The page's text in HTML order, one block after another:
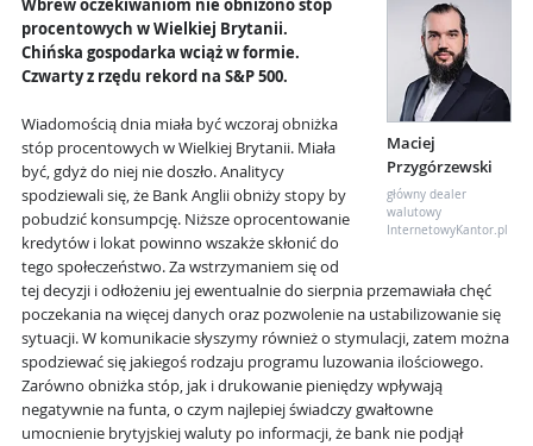
Maciej
Przygórzewski
główny dealer
walutowy
InternetowyKantor.pl
Wbrew oczekiwaniom nie obniżono stóp
procentowych w Wielkiej Brytanii.
Chińska gospodarka wciąż w formie.
Czwarty z rzędu rekord na S&P 500.
Wiadomością dnia miała być wczoraj obniżka
stóp procentowych w Wielkiej Brytanii. Miała
być, gdyż do niej nie doszło. Analitycy
spodziewali się, że Bank Anglii obniży stopy by
pobudzić konsumpcję. Niższe oprocentowanie
kredytów i lokat powinno wszakże skłonić do
tego społeczeństwo. Za wstrzymaniem się od
tej decyzji i odłożeniu jej ewentualnie do sierpnia przemawiała chęć
poczekania na więcej danych oraz pozwolenie na ustabilizowanie się
sytuacji. W komunikacie słyszymy również o stymulacji, zatem można
spodziewać się jakiegoś rodzaju programu luzowania ilościowego.
Zarówno obniżka stóp, jak i drukowanie pieniędzy wpływają
negatywnie na funta, o czym najlepiej świadczy gwałtowne
umocnienie brytyjskiej waluty po informacji, że bank nie podjął